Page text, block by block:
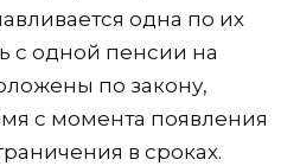
одна по их
с одной пенсии на
по закону,
с момента появления
в сроках.